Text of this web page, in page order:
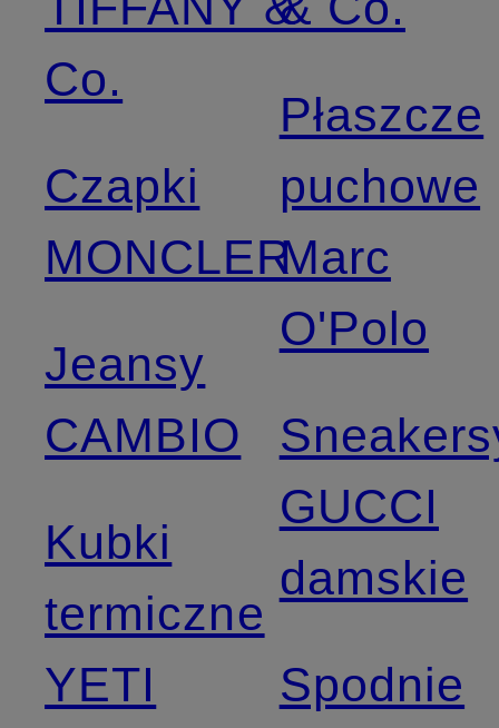
Co.
Czapki
MONCLER
Jeansy
CAMBIO
Kubki
termiczne
YETI
Płaszcze
puchowe
Marc
O'Polo
GUCCI
damskie
Spodnie